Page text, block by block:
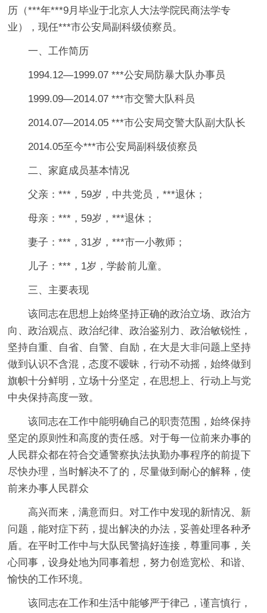
历（***年***9月毕业于北京人大法学院民商法学专
业），现任***市公安局副科级侦察员。
一、工作简历
1994.12—1999.07 ***公安局防暴大队办事员
1999.09—2014.07 ***市交警大队科员
2014.07—2014.05 ***市公安局交警大队副大队长
2014.05至今***市公安局副科级侦察员
二、家庭成员基本情况
父亲：***，59岁，中共党员，***退休；
母亲：***，59岁，***退休；
妻子：***，31岁，***市一小教师；
儿子：***，1岁，学龄前儿童。
三、主要表现
该同志在思想上始终坚持正确的政治立场、政治方
向、政治观点、政治纪律、政治鉴别力、政治敏锐性，
坚持自重、自省、自警、自励，在大是大非问题上坚持
做到认识不含混，态度不嗳昧，行动不动摇，始终做到
旗帜十分鲜明，立场十分坚定，在思想上、行动上与党
中央保持高度一致。
该同志在工作中能明确自己的职责范围，始终保持
坚定的原则性和高度的责任感。对于每一位前来办事的
人民群众都在符合交通警察执法执勤办事程序的前提下
尽快办理，当时解决不了的，尽量做到耐心的解释，使
前来办事人民群众
高兴而来，满意而归。对工作中发现的新情况、新
问题，能对症下药，提出解决的办法，妥善处理各种矛
盾。在平时工作中与大队民警搞好连接，尊重同事，关
心同事，设身处地为同事着想，努力创造宽松、和谐、
愉快的工作环境。
该同志在工作和生活中能够严于律己，谨言慎行，